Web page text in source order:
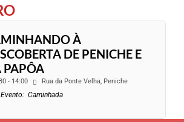
À
DE PENICHE E
PAPÔA
- 14:00 Rua da Ponte Velha, Peniche
Caminhada